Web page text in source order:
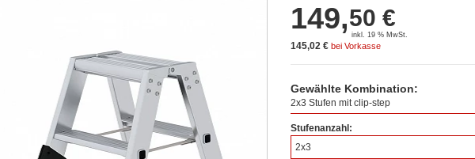
149,50 €
inkl. 19 % MwSt.
145,02 € bei Vorkasse
Gewählte Kombination:
2x3 Stufen mit clip-step
Stufenanzahl:
2x3